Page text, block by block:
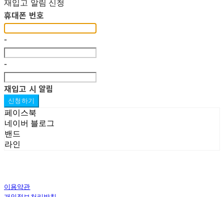
재입고 알림 신청
휴대폰 번호
-
-
재입고 시 알림
신청하기
페이스북
네이버 블로그
밴드
라인
이용약관